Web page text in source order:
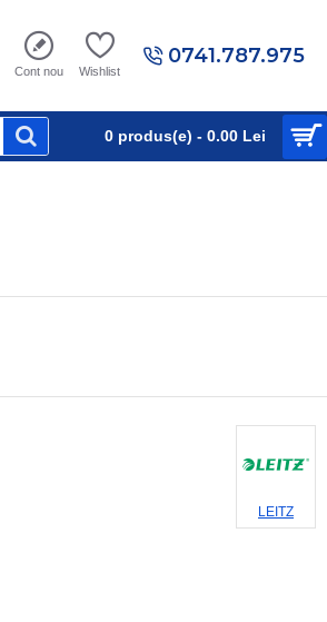
0741.787.975
Cont nou Wishlist
0 produs(e) - 0.00 Lei
LEITZ